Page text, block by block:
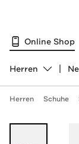
Online Shop
Abteilung
Herren
Herren Schuhe